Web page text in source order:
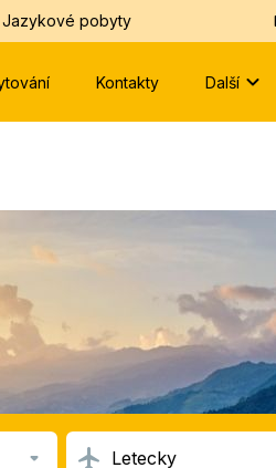
Jazykové pobyty
Kontakty Další
Letecky